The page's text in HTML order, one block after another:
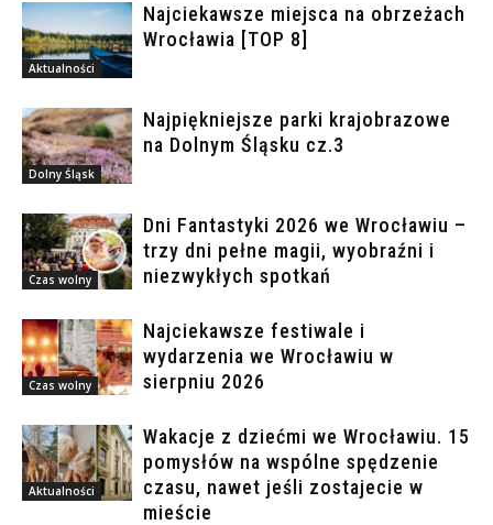
Aktualności
Najciekawsze miejsca na obrzeżach
Wrocławia [TOP 8]
Dolny Śląsk
Najpiękniejsze parki krajobrazowe
na Dolnym Śląsku cz.3
Czas wolny
Dni Fantastyki 2026 we Wrocławiu –
trzy dni pełne magii, wyobraźni i
niezwykłych spotkań
Czas wolny
Najciekawsze festiwale i
wydarzenia we Wrocławiu w
sierpniu 2026
Aktualności
Wakacje z dziećmi we Wrocławiu. 15
pomysłów na wspólne spędzenie
czasu, nawet jeśli zostajecie w
mieście